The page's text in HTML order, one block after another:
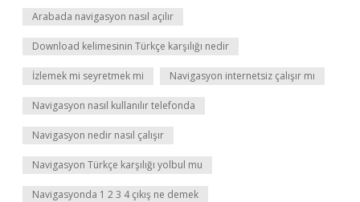
Arabada navigasyon nasıl açılır
Download kelimesinin Türkçe karşılığı nedir
İzlemek mi seyretmek mi Navigasyon internetsiz çalışır mı
Navigasyon nasıl kullanılır telefonda
Navigasyon nedir nasıl çalışır
Navigasyon Türkçe karşılığı yolbul mu
Navigasyonda 1 2 3 4 çıkış ne demek